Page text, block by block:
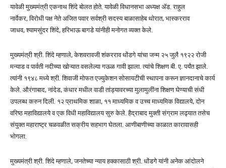
यावेळी मुख्यमंत्री एकनाथ शिंदे बोलत होते. यावेळी विधानसभा अध्यक्ष ॲड. राहुल
नार्वेकर, विरोधी पक्ष नेते अजित पवार सर्वश्री सदस्य बाळासाहेब थोरात, भास्करराव
जाधव, श्यामसुंदर शिंदे, हरिभाऊ बागडे यांनीही मनोगत व्यक्त केले.
मुख्यमंत्री श्री. शिंदे म्हणाले, केशवरावजी शंकरराव धोंडगे यांचा जन्म २५ जुलै १९२२ रोजी
मन्याड व पार्वती नदीच्या खोऱ्यात वसलेल्या गऊळ गावी झाला. त्यांचे शिक्षण बी. ए. पर्यंत झाले.
त्यांनी १९४८ मध्ये श्री. शिवाजी मोफत एज्युकेशन सोसायटीची स्थापना करून ज्ञानदानाचे कार्य
केले. औरंगाबाद, नांदेड, कंधार मधील वाडी तांड्यावरच्या मुलामुलींना शिक्षण घेण्याची संधी
उपलब्ध करुन दिली. १२ प्राथमिक शाळा, ११ माध्यमिक व उच्च माध्यमिक विद्यालये, दोन
वरिष्ठ महाविद्यालये व एक विधी महाविद्यालय सुरु केले. हैद्राबाद मुक्ती संग्राम लढ्यात तसेच
संयुक्त महाराष्ट्र चळवळीत सक्रीय सहभाग घेतला. आणीबाणीच्या काळात कारावासही
भोगला.
मुख्यमंत्री श्री. शिंदे म्हणाले, जनतेच्या न्याय हक्कासाठी श्री. धोंडगे यांनी अनेक आंदोलने